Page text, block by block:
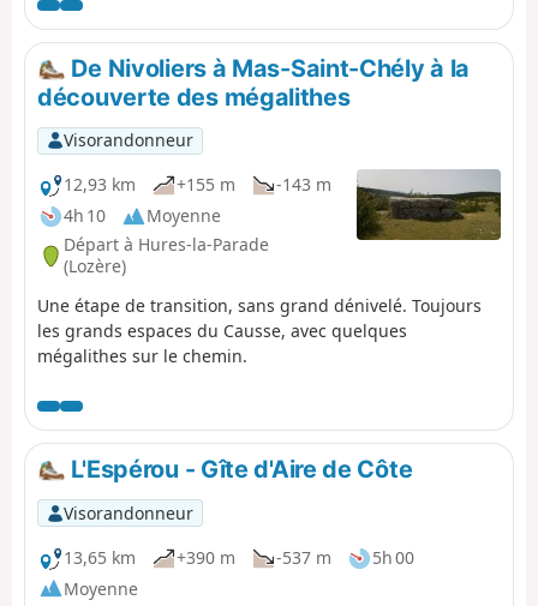
De Nivoliers à Mas-Saint-Chély à la
découverte des mégalithes
Visorandonneur
12,93 km
+155 m
-143 m
4h 10
Moyenne
Départ à Hures-la-Parade
(Lozère)
Une étape de transition, sans grand dénivelé. Toujours
les grands espaces du Causse, avec quelques
mégalithes sur le chemin.
L'Espérou - Gîte d'Aire de Côte
Visorandonneur
13,65 km
+390 m -537 m
5h 00
Moyenne